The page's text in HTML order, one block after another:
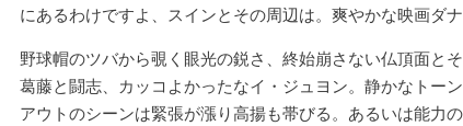
にあるわけですよ、スインとその周辺は。爽やかな映画ダナ
野球帽のツバから覗く眼光の鋭さ、終始崩さない仏頂面と
葛藤と闘志、カッコよかったなイ・ジュヨン。静かなトー
アウトのシーンは緊張が漲り高揚も帯びる。あるいは能力